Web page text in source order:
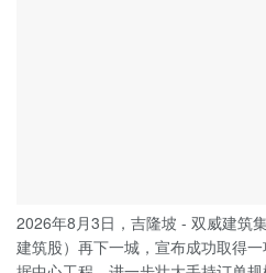
2026年8月3日，吉隆坡 - 双威建筑
建筑股）再下一城，宣布成功取得